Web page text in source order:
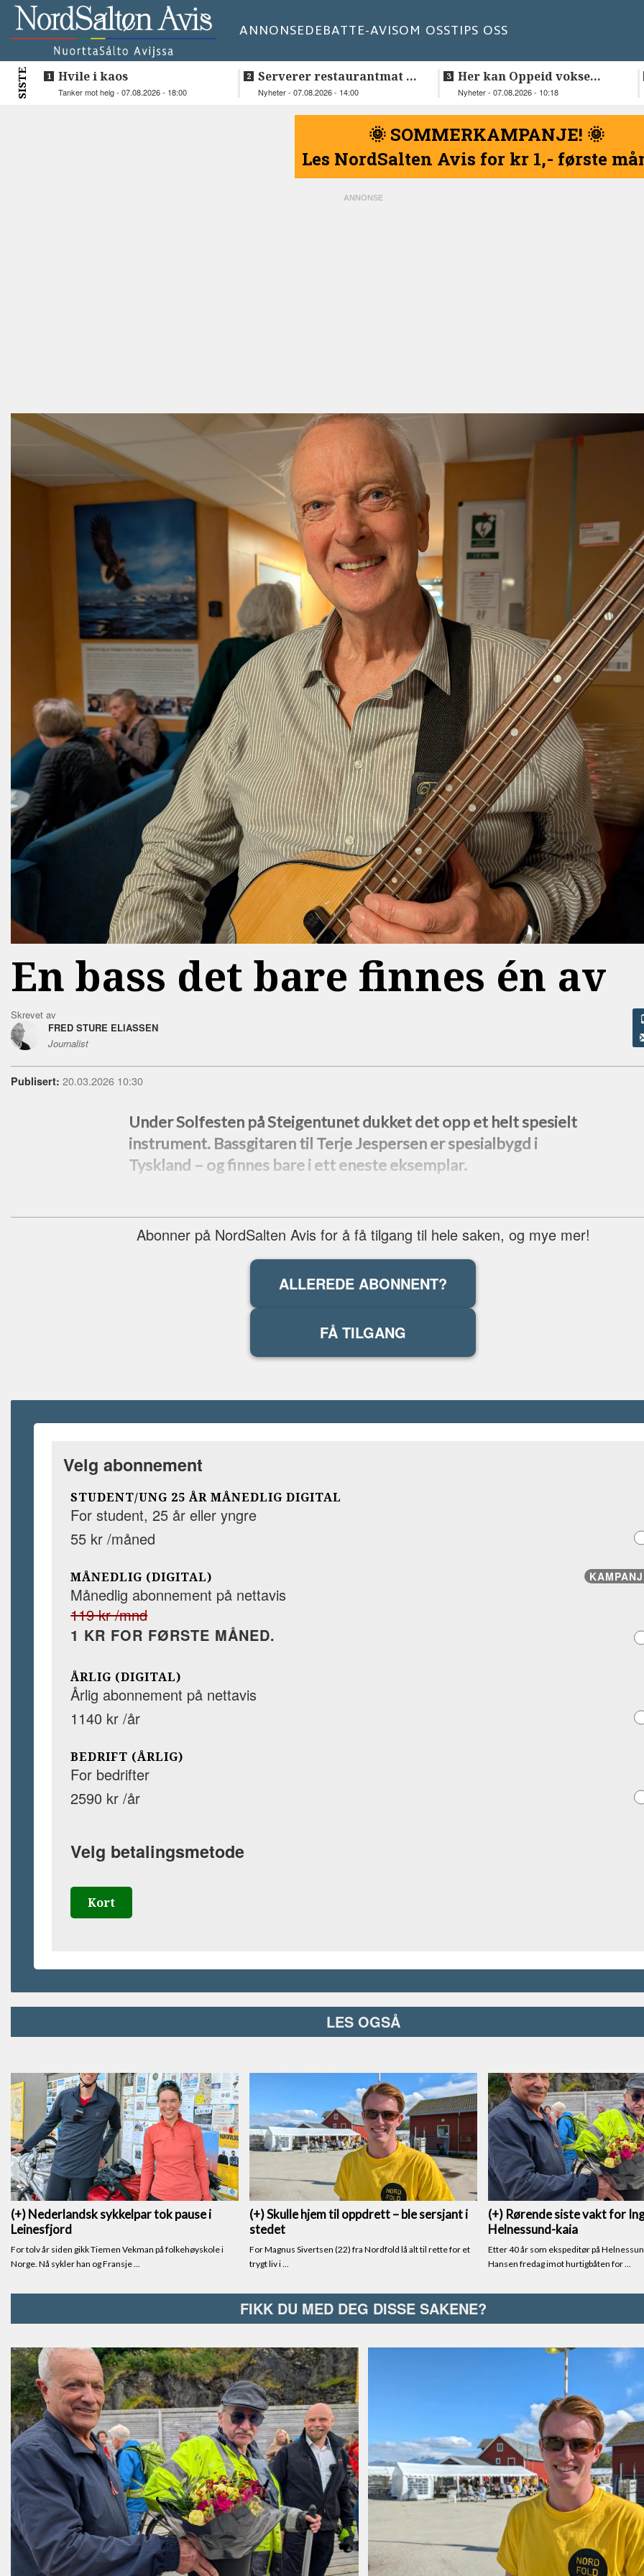
ANNONSEDEBATTE-AVISOM OSSTIPS OSS
SISTE Hvile i kaos
Tanker mot helg - 07.08.2026 - 18:00
Serverer restaurantmat til
beboerne
Nyheter - 07.08.2026 - 14:00
Her kan Oppeid vokse
videre
Nyheter - 07.08.2026 - 10:18
🌞 SOMMERKAMPANJE! 🌞
Les NordSalten Avis for kr 1,- første
En bass det bare finnes én av
Skrevet av
FRED STURE ELIASSEN
Journalist
Publisert: 20.03.2026 10:30
Under Solfesten på Steigentunet dukket det opp et helt spesielt
instrument. Bassgitaren til Terje Jespersen er spesialbygd i
Tyskland –⁠ og finnes bare i ett eneste eksemplar.
Abonner på NordSalten Avis for å få tilgang til hele saken, og mye mer!
ALLEREDE ABONNENT?
FÅ TILGANG
Velg abonnement
STUDENT/UNG 25 ÅR MÅNEDLIG DIGITAL
For student, 25 år eller yngre
55 kr /måned
MÅNEDLIG (DIGITAL)
Månedlig abonnement på nettavis
119 kr /mnd
1 KR FOR FØRSTE MÅNED.
ÅRLIG (DIGITAL)
Årlig abonnement på nettavis
1140 kr /år
BEDRIFT (ÅRLIG)
For bedrifter
2590 kr /år
Velg betalingsmetode
Kort
LES OGSÅ
FIKK DU MED DEG DISSE SAKENE?